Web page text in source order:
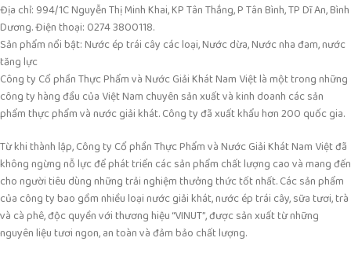
Địa chỉ: 994/1C Nguyễn Thị Minh Khai, KP Tân Thắng, P Tân Bình, TP Dĩ An, Bình
Dương. Điện thoại: 0274 3800118.
Sản phẩm nổi bật: Nước ép trái cây các loại, Nước dừa, Nước nha đam, nước
tăng lực
Công ty Cổ phần Thực Phẩm và Nước Giải Khát Nam Việt là một trong những
công ty hàng đầu của Việt Nam chuyên sản xuất và kinh doanh các sản
phẩm thực phẩm và nước giải khát. Công ty đã xuất khẩu hơn 200 quốc gia.
Từ khi thành lập, Công ty Cổ phần Thực Phẩm và Nước Giải Khát Nam Việt đã
không ngừng nỗ lực để phát triển các sản phẩm chất lượng cao và mang đến
cho người tiêu dùng những trải nghiệm thưởng thức tốt nhất. Các sản phẩm
của công ty bao gồm nhiều loại nước giải khát, nước ép trái cây, sữa tươi, trà
và cà phê, độc quyền với thương hiệu “VINUT”, được sản xuất từ những
nguyên liệu tươi ngon, an toàn và đảm bảo chất lượng.